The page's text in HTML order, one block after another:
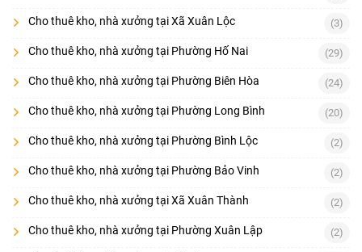
Cho thuê kho, nhà xưởng tại Xã Xuân Lộc (3)
Cho thuê kho, nhà xưởng tại Phường Hố Nai (29)
Cho thuê kho, nhà xưởng tại Phường Biên Hòa (24)
Cho thuê kho, nhà xưởng tại Phường Long Bình (20)
Cho thuê kho, nhà xưởng tại Phường Bình Lộc (2)
Cho thuê kho, nhà xưởng tại Phường Bảo Vinh (2)
Cho thuê kho, nhà xưởng tại Xã Xuân Thành (2)
Cho thuê kho, nhà xưởng tại Phường Xuân Lập (2)